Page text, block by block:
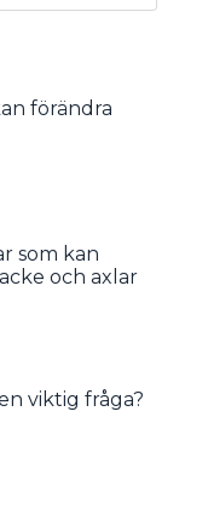
förändra
som kan
och axlar
viktig fråga?